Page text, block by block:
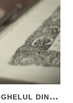
P
UNTEA CUVINTELOR – TETRAEVANGHELUL DIN 1561 ȘI NAȘTEREA LIMBII ROMÂNE LITERARE